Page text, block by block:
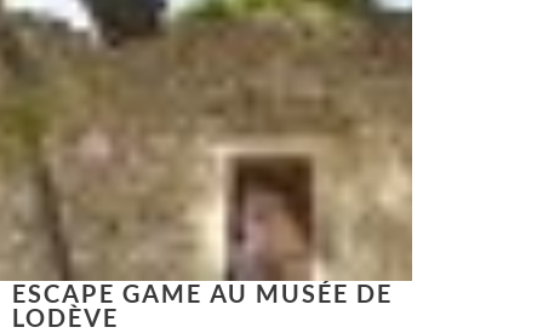
ESCAPE GAME AU MUSÉE DE
LODÈVE